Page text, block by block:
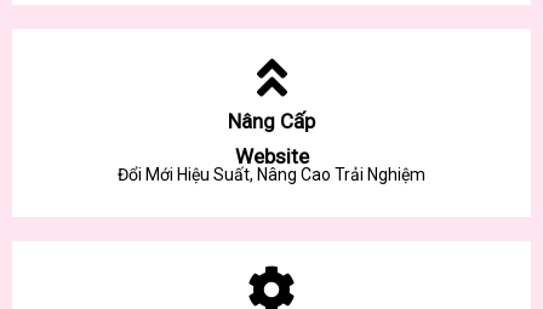
Nâng Cấp
Website
Đổi Mới Hiệu Suất, Nâng Cao Trải Nghiệm